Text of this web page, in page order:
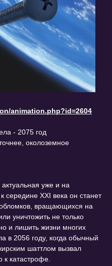
animation.php?id=2604
- 2075 год
околоземное
уже и на
середине XXI века он станет
вращающихся на
уничтожить не только
и лишить жизни многих
в 2056 году, когда обычный
шаттлом вызвал
к катастрофе.